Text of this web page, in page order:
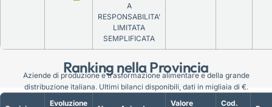
Ranking nella Provincia
A
RESPONSABILITA’
LIMITATA
SEMPLIFICATA
Evoluzione
Valore
Cod.
Aziende di produzione e trasformazione alimentare e della grande
distribuzione italiana. Ultimi bilanci disponibili, dati in migliaia di €.